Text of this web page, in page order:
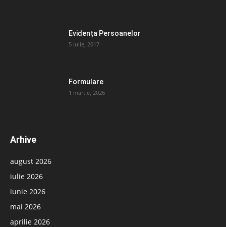
Evidența Persoanelor
5 iulie, 2017
Formulare
1 martie, 2026
Arhive
august 2026
iulie 2026
iunie 2026
mai 2026
aprilie 2026